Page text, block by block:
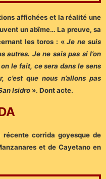
affichées et la réalité une
un abîme… La preuve, sa
les toros : «Je ne suis
autres. Je ne sais pas si l’on
le fait, ce sera dans le sens
c’est que nous n’allons pas
Isidro ». Dont acte.
corrida goyesque de
et de Cayetano en